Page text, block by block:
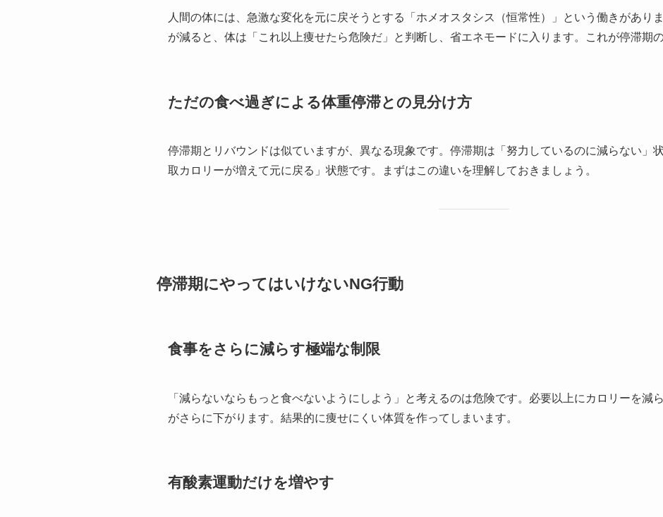
人間の体には、急激な変化を元に戻そうとする「ホメオスタシス（恒常性）」という働きがあり
が減ると、体は「これ以上痩せたら危険だ」と判断し、省エネモードに入ります。これが停滞期の
ただの食べ過ぎによる体重停滞との見分け方
停滞期とリバウンドは似ていますが、異なる現象です。停滞期は「努力しているのに減らない」
取カロリーが増えて元に戻る」状態です。まずはこの違いを理解しておきましょう。
停滞期にやってはいけないNG行動
食事をさらに減らす極端な制限
「減らないならもっと食べないようにしよう」と考えるのは危険です。必要以上にカロリーを減
がさらに下がります。結果的に痩せにくい体質を作ってしまいます。
有酸素運動だけを増やす